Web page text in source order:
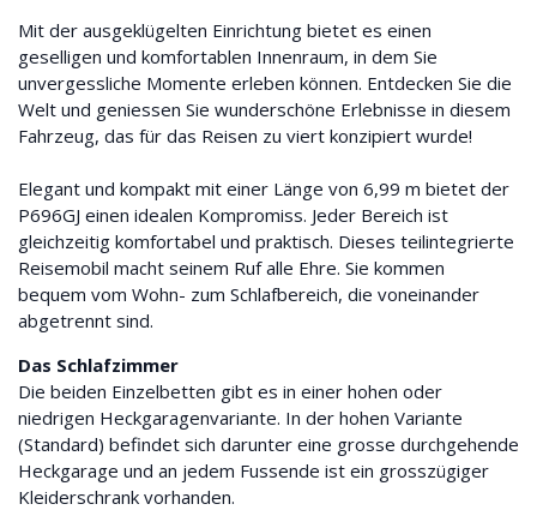
Mit der ausgeklügelten Einrichtung bietet es einen
geselligen und komfortablen Innenraum, in dem Sie
unvergessliche Momente erleben können. Entdecken Sie die
Welt und geniessen Sie wunderschöne Erlebnisse in diesem
Fahrzeug, das für das Reisen zu viert konzipiert wurde!
Elegant und kompakt mit einer Länge von 6,99 m bietet der
P696GJ einen idealen Kompromiss. Jeder Bereich ist
gleichzeitig komfortabel und praktisch. Dieses teilintegrierte
Reisemobil macht seinem Ruf alle Ehre. Sie kommen
bequem vom Wohn- zum Schlafbereich, die voneinander
abgetrennt sind.
Das Schlafzimmer
Die beiden Einzelbetten gibt es in einer hohen oder
niedrigen Heckgaragenvariante. In der hohen Variante
(Standard) befindet sich darunter eine grosse durchgehende
Heckgarage und an jedem Fussende ist ein grosszügiger
Kleiderschrank vorhanden.